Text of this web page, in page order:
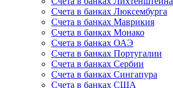
Счета в банках Люксембурга
Счета в банках Маврикия
Счета в банках Монако
Счета в банках ОАЭ
Счета в банках Португалии
Счета в банках Сербии
Счета в банках Сингапура
Счета в банках США